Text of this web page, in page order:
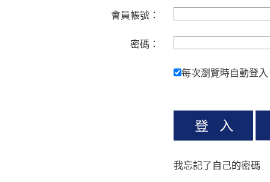
會員帳號：
密碼：
每次瀏覽時自動登入
我忘記了自己的密碼